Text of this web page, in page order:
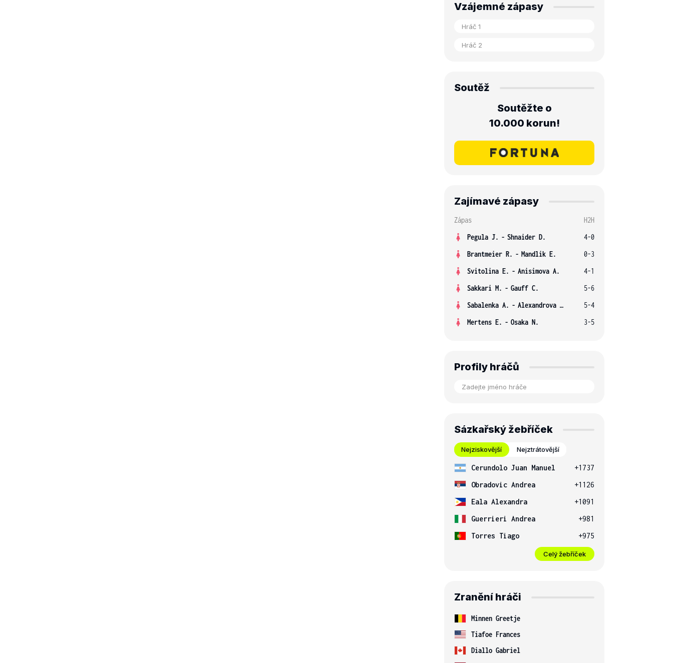
Vzájemné zápasy
Soutěž
Soutěžte o
10.000 korun!
Zajímavé zápasy
Zápas
H2H
Pegula J. - Shnaider D.
4-0
Brantmeier R. - Mandlik E.
0-3
Svitolina E. - Anisimova A.
4-1
Sakkari M. - Gauff C.
5-6
Sabalenka A. - Alexandrova E.
5-4
Mertens E. - Osaka N. 3-5
Profily hráčů
Sázkařský žebříček
Nejziskovější Nejztrátovější
Cerundolo Juan Manuel
+1737
Obradovic Andrea
+1126
Eala Alexandra
+1091
Guerrieri Andrea
+981
Torres Tiago
+975
Celý žebříček
Zranění hráči
Minnen Greetje
Tiafoe Frances
Diallo Gabriel